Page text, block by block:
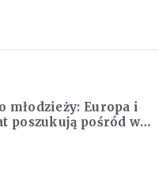
młodzieży: Europa i
poszukują pośród was